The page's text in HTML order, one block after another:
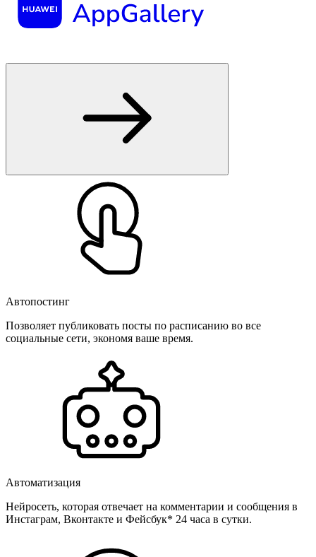
Автопостинг
Позволяет публиковать посты по расписанию во все
социальные сети, экономя ваше время.
Автоматизация
Нейросеть, которая отвечает на комментарии и сообщения в
Инстаграм, Вконтакте и Фейсбук* 24 часа в сутки.